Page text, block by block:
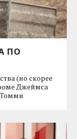
ПО
(но скорее
Джеймса
Томми